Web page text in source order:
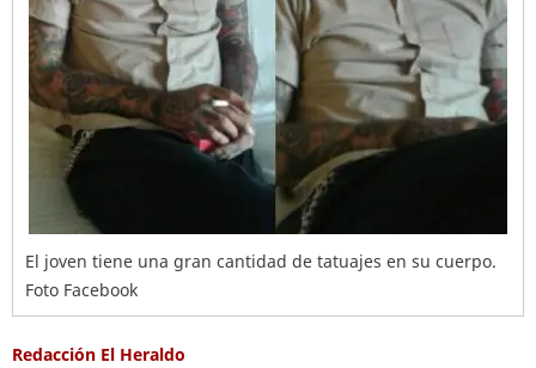
El joven tiene una gran cantidad de tatuajes en su cuerpo.
Foto Facebook
Redacción El Heraldo